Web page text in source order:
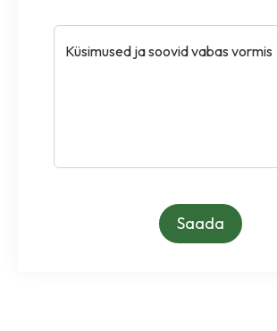
Küsimused ja soovid vabas vormis
Saada